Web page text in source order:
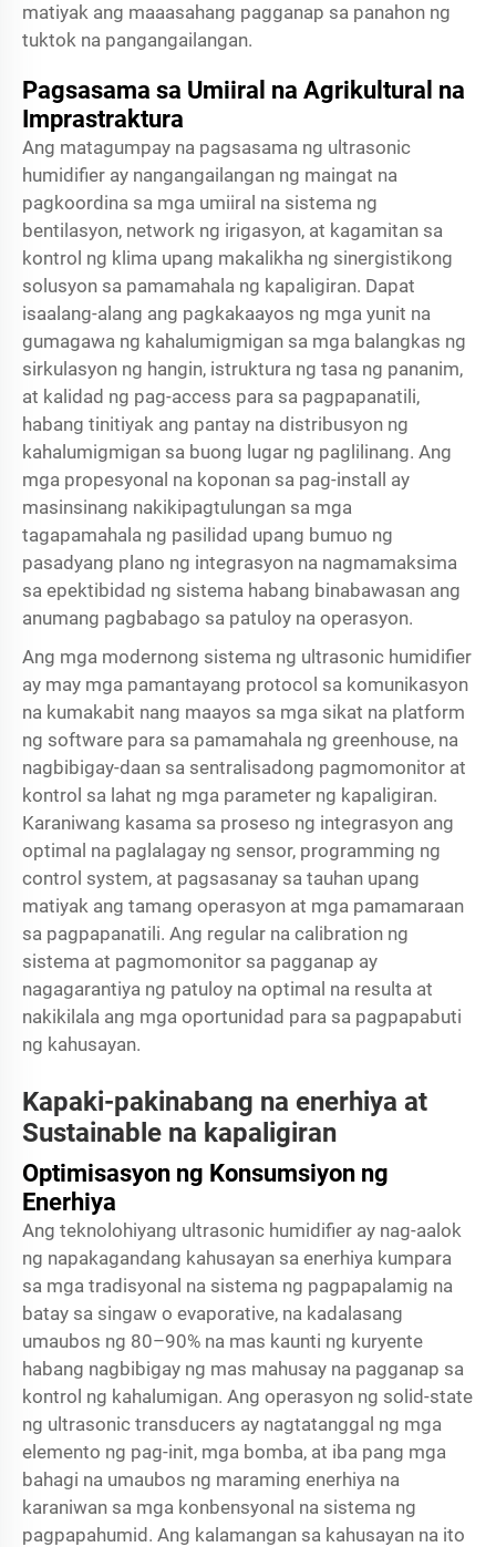
matiyak ang maaasahang pagganap sa panahon ng
tuktok na pangangailangan.
Pagsasama sa Umiiral na Agrikultural na
Imprastraktura
Ang matagumpay na pagsasama ng ultrasonic
humidifier ay nangangailangan ng maingat na
pagkoordina sa mga umiiral na sistema ng
bentilasyon, network ng irigasyon, at kagamitan sa
kontrol ng klima upang makalikha ng sinergistikong
solusyon sa pamamahala ng kapaligiran. Dapat
isaalang-alang ang pagkakaayos ng mga yunit na
gumagawa ng kahalumigmigan sa mga balangkas ng
sirkulasyon ng hangin, istruktura ng tasa ng pananim,
at kalidad ng pag-access para sa pagpapanatili,
habang tinitiyak ang pantay na distribusyon ng
kahalumigmigan sa buong lugar ng paglilinang. Ang
mga propesyonal na koponan sa pag-install ay
masinsinang nakikipagtulungan sa mga
tagapamahala ng pasilidad upang bumuo ng
pasadyang plano ng integrasyon na nagmamaksima
sa epektibidad ng sistema habang binabawasan ang
anumang pagbabago sa patuloy na operasyon.
Ang mga modernong sistema ng ultrasonic humidifier
ay may mga pamantayang protocol sa komunikasyon
na kumakabit nang maayos sa mga sikat na platform
ng software para sa pamamahala ng greenhouse, na
nagbibigay-daan sa sentralisadong pagmomonitor at
kontrol sa lahat ng mga parameter ng kapaligiran.
Karaniwang kasama sa proseso ng integrasyon ang
optimal na paglalagay ng sensor, programming ng
control system, at pagsasanay sa tauhan upang
matiyak ang tamang operasyon at mga pamamaraan
sa pagpapanatili. Ang regular na calibration ng
sistema at pagmomonitor sa pagganap ay
nagagarantiya ng patuloy na optimal na resulta at
nakikilala ang mga oportunidad para sa pagpapabuti
ng kahusayan.
Kapaki-pakinabang na enerhiya at
Sustainable na kapaligiran
Optimisasyon ng Konsumsiyon ng
Enerhiya
Ang teknolohiyang ultrasonic humidifier ay nag-aalok
ng napakagandang kahusayan sa enerhiya kumpara
sa mga tradisyonal na sistema ng pagpapalamig na
batay sa singaw o evaporative, na kadalasang
umaubos ng 80–90% na mas kaunti ng kuryente
habang nagbibigay ng mas mahusay na pagganap sa
kontrol ng kahalumigan. Ang operasyon ng solid-state
ng ultrasonic transducers ay nagtatanggal ng mga
elemento ng pag-init, mga bomba, at iba pang mga
bahagi na umaubos ng maraming enerhiya na
karaniwan sa mga konbensyonal na sistema ng
pagpapahumid. Ang kalamangan sa kahusayan na ito